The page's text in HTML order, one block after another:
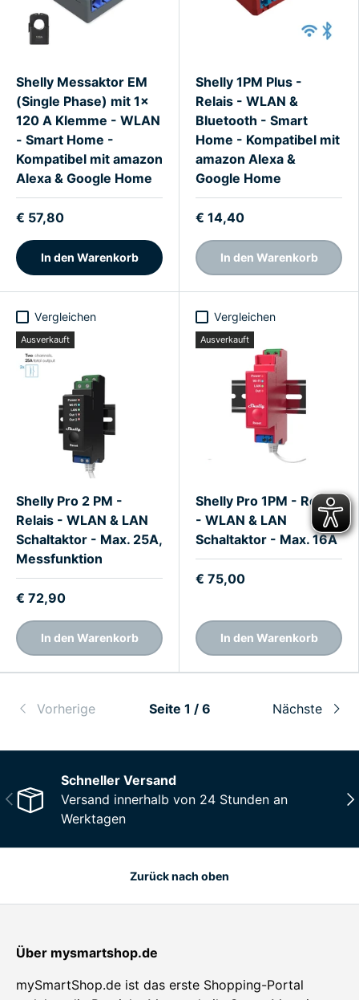
Shelly Messaktor EM
(Single Phase) mit 1x
120 A Klemme - WLAN
- Smart Home -
Kompatibel mit amazon
Alexa & Google Home
€ 57,80
In den Warenkorb
Shelly 1PM Plus -
Relais - WLAN &
Bluetooth - Smart
Home - Kompatibel mit
amazon Alexa &
Google Home
€ 14,40
In den Warenkorb
Vergleichen
Ausverkauft
Shelly Pro 2 PM -
Relais - WLAN & LAN
Schaltaktor - Max. 25A,
Messfunktion
€ 72,90
In den Warenkorb
Vergleichen
Ausverkauft
Shelly Pro 1PM - Relais
- WLAN & LAN
Schaltaktor - Max. 16A
€ 75,00
In den Warenkorb
Vorherige Seite 1 / 6 Nächste
Vorherige
Schneller Versand
Versand innerhalb von 24 Stunden an
Werktagen
Zurück nach oben
Über mysmartshop.de
mySmartShop.de ist das erste Shopping-Portal